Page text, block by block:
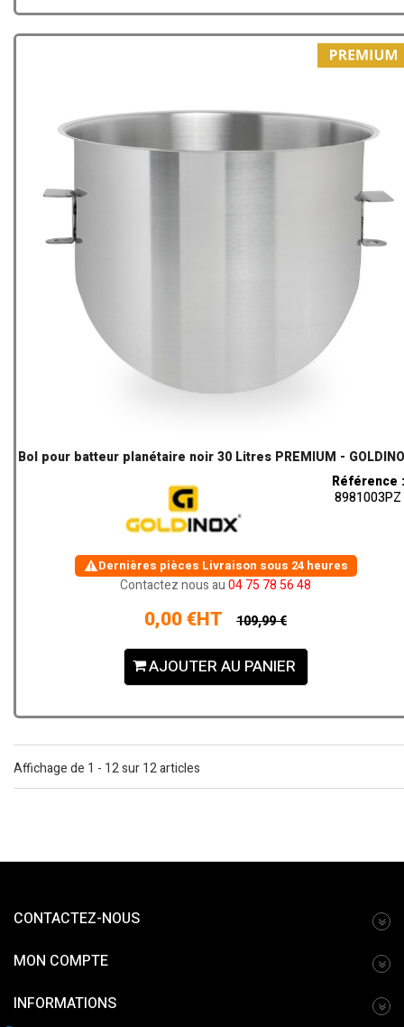
Bol pour batteur planétaire noir 30 Litres PREMIUM -
Référence :
8981003PZ
Dernières pièces Livraison sous 24 heures
Contactez nous au04 75 78 56 48
0,00 €HT 109,99 €
AJOUTER AU PANIER
Affichage de 1 - 12 sur 12 articles
CONTACTEZ-NOUS
MON COMPTE
INFORMATIONS